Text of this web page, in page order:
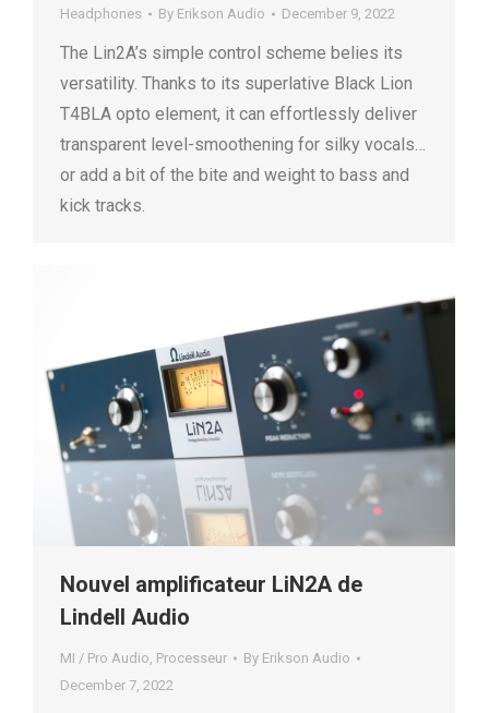
Headphones By Erikson Audio December 9, 2022
The Lin2A’s simple control scheme belies its
versatility. Thanks to its superlative Black Lion
T4BLA opto element, it can effortlessly deliver
transparent level-smoothening for silky vocals…
or add a bit of the bite and weight to bass and
kick tracks.
Nouvel amplificateur LiN2A de
Lindell Audio
MI / Pro Audio, Processeur By Erikson Audio
December 7, 2022